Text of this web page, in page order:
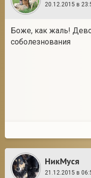
20.12.2015 в
Боже, как жаль!
соболезнования
НикМуся
21.12.2015 в